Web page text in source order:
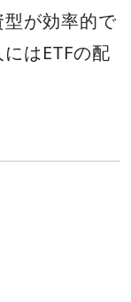
が効率的で
はETFの配